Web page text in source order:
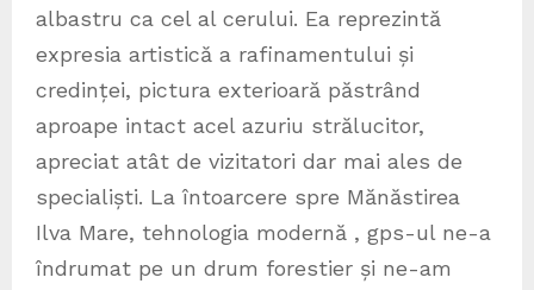
albastru ca cel al cerului. Ea reprezintă
expresia artistică a rafinamentului și
credinței, pictura exterioară păstrând
aproape intact acel azuriu strălucitor,
apreciat atât de vizitatori dar mai ales de
specialiști. La întoarcere spre Mănăstirea
Ilva Mare, tehnologia modernă , gps-ul ne-a
îndrumat pe un drum forestier și ne-am